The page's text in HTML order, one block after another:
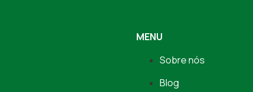
MENU
Sobre nós
Blog